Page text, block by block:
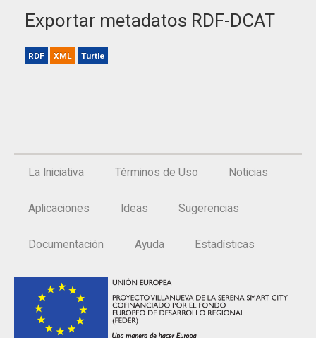
Exportar metadatos RDF-DCAT
RDF XML Turtle
La Iniciativa Términos de Uso Noticias
Aplicaciones Ideas Sugerencias
Documentación Ayuda Estadísticas